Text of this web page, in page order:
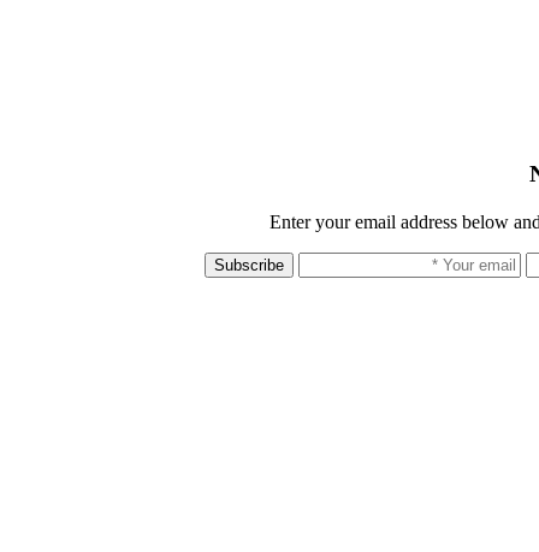
Enter your email address below
Subscribe